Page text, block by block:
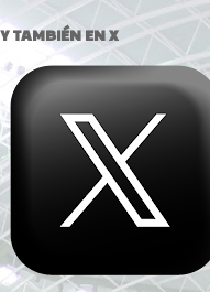
Y TAMBIÉN EN X